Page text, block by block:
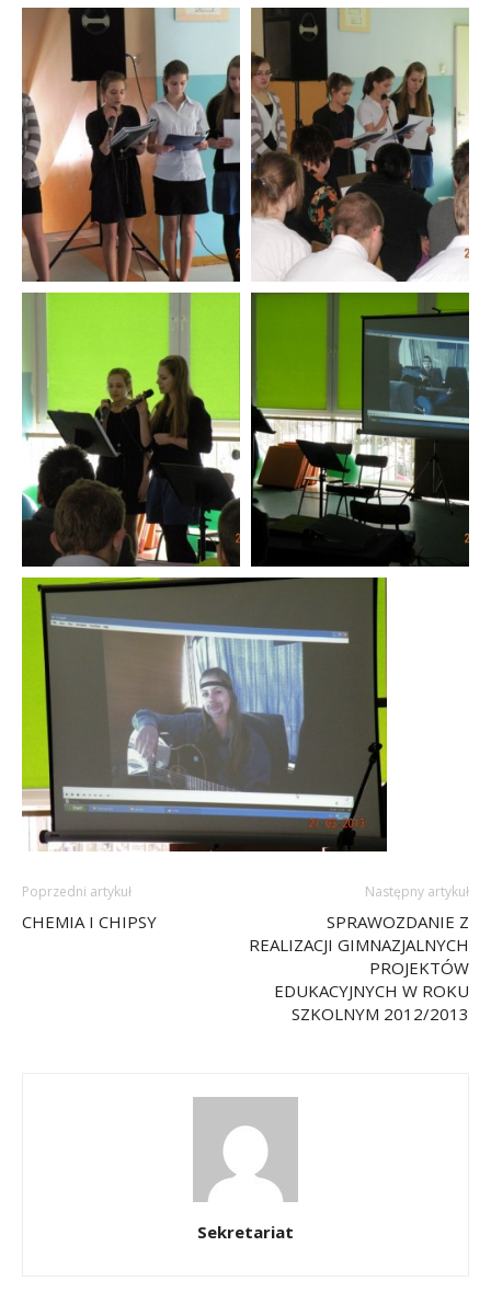
Poprzedni artykuł
CHEMIA I CHIPSY
Następny artykuł
SPRAWOZDANIE Z
REALIZACJI GIMNAZJALNYCH
PROJEKTÓW
EDUKACYJNYCH W ROKU
SZKOLNYM 2012/2013
Sekretariat